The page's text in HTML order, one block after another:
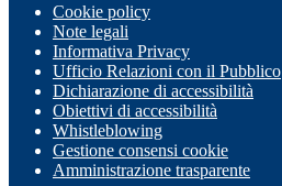
Cookie policy
Note legali
Informativa Privacy
Ufficio Relazioni con il Pubblico
Dichiarazione di accessibilità
Obiettivi di accessibilità
Whistleblowing
Gestione consensi cookie
Amministrazione trasparente